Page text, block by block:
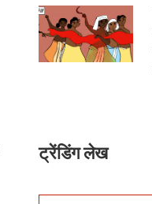
ट्रेंडिंग लेख